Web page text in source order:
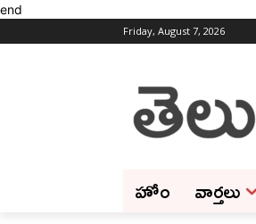
end
Friday, August 7, 2026
హోం వార్తలు